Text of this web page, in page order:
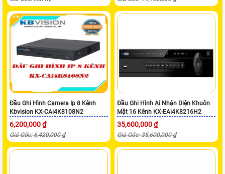
Đầu Ghi Hình Camera Ip 8 Kênh
Kbvision KX-CAi4K8108N2
6,200,000 ₫
Giá Gốc: 6,420,000 ₫
Đầu Ghi Hình Ai Nhận Diện Khuôn
Mặt 16 Kênh KX-EAi4K8216H2
35,600,000 ₫
Giá Gốc: 35,600,000 ₫